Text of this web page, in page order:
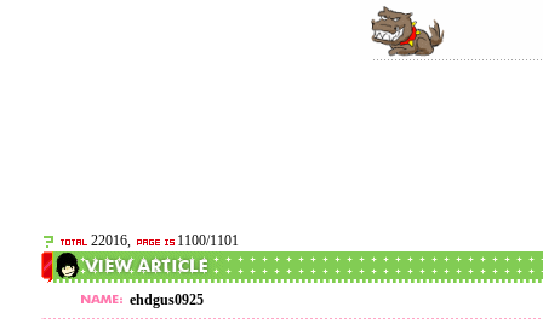
22016, 1100/1101
ehdgus0925